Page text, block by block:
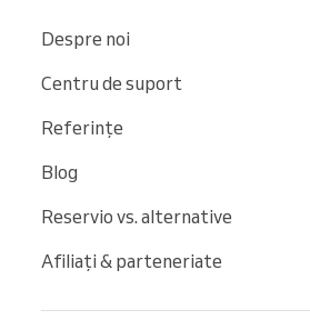
Despre noi
Centru de suport
Referințe
Blog
Reservio vs. alternative
Afiliați & parteneriate